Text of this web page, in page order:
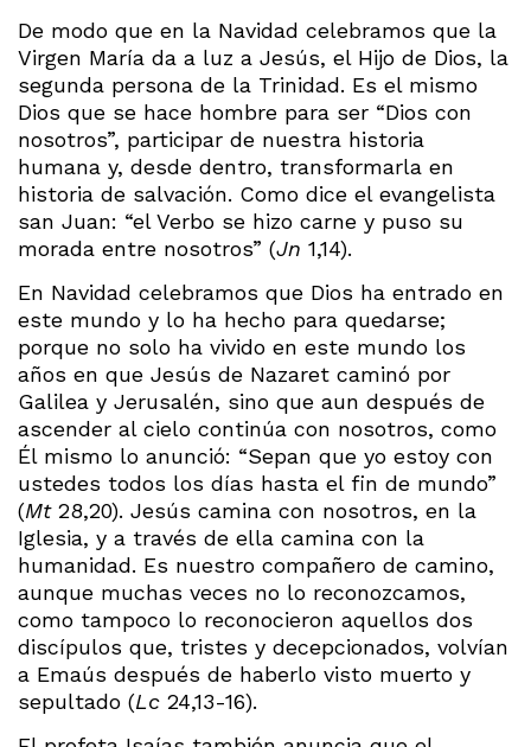
De modo que en la Navidad celebramos que la
Virgen María da a luz a Jesús, el Hijo de Dios, la
segunda persona de la Trinidad. Es el mismo
Dios que se hace hombre para ser “Dios con
nosotros”, participar de nuestra historia
humana y, desde dentro, transformarla en
historia de salvación. Como dice el evangelista
san Juan: “el Verbo se hizo carne y puso su
morada entre nosotros” (Jn 1,14).
En Navidad celebramos que Dios ha entrado en
este mundo y lo ha hecho para quedarse;
porque no solo ha vivido en este mundo los
años en que Jesús de Nazaret caminó por
Galilea y Jerusalén, sino que aun después de
ascender al cielo continúa con nosotros, como
Él mismo lo anunció: “Sepan que yo estoy con
ustedes todos los días hasta el fin de mundo”
(Mt28,20). Jesús camina con nosotros, en la
Iglesia, y a través de ella camina con la
humanidad. Es nuestro compañero de camino,
aunque muchas veces no lo reconozcamos,
como tampoco lo reconocieron aquellos dos
discípulos que, tristes y decepcionados, volvían
a Emaús después de haberlo visto muerto y
sepultado (Lc 24,13-16).